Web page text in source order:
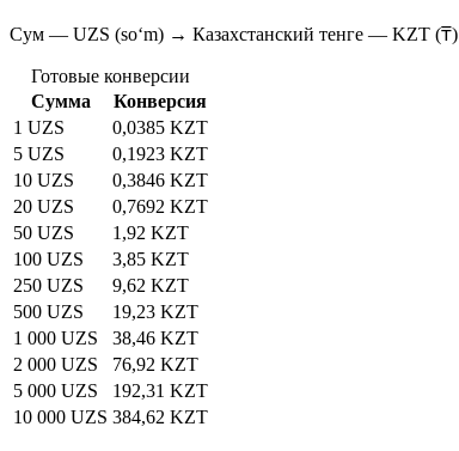
Сум — UZS (soʻm) → Казахстанский тенге — KZT (₸)
Готовые конверсии
Сумма
Конверсия
1 UZS
0,0385 KZT
5 UZS
0,1923 KZT
10 UZS
0,3846 KZT
20 UZS
0,7692 KZT
50 UZS
1,92 KZT
100 UZS
3,85 KZT
250 UZS
9,62 KZT
500 UZS
19,23 KZT
1 000 UZS
38,46 KZT
2 000 UZS
76,92 KZT
5 000 UZS
192,31 KZT
10 000 UZS 384,62 KZT